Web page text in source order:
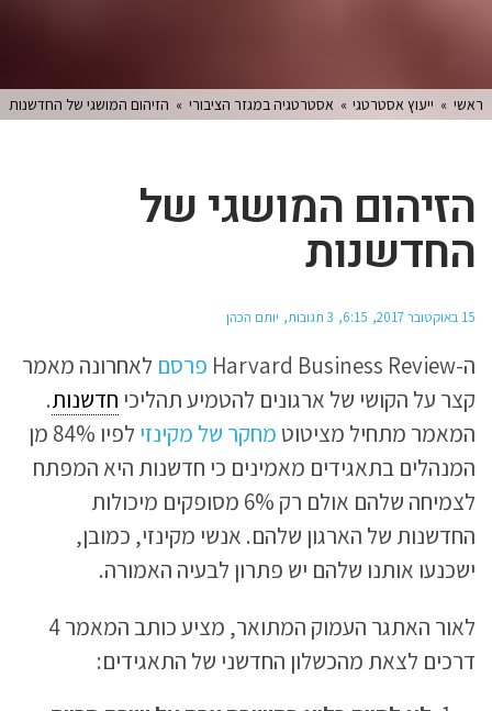
ראשי » ייעוץ אסטרטגי » אסטרטגיה במגזר הציבורי » הזיהום המושגי של החדשנות
הזיהום המושגי של
החדשנות
15 באוקטובר 2017 6:15 3 תגובות יותם הכהן
ה-Harvard Business Review פרסם לאחרונה מאמר
קצר על הקושי של ארגונים להטמיע תהליכי חדשנות.
המאמר מתחיל מציטוט מחקר של מקינזי
לפיו 84% מן
המנהלים בתאגידים מאמינים כי חדשנות היא המפתח
לצמיחה שלהם אולם רק 6% מסופקים מיכולות
החדשנות של הארגון שלהם. אנשי מקינזי, כמובן,
ישכנעו אותנו שלהם יש פתרון לבעיה האמורה.
לאור האתגר העמוק המתואר, מציע כותב המאמר 4
דרכים לצאת מהכשלון החדשני של התאגידים: